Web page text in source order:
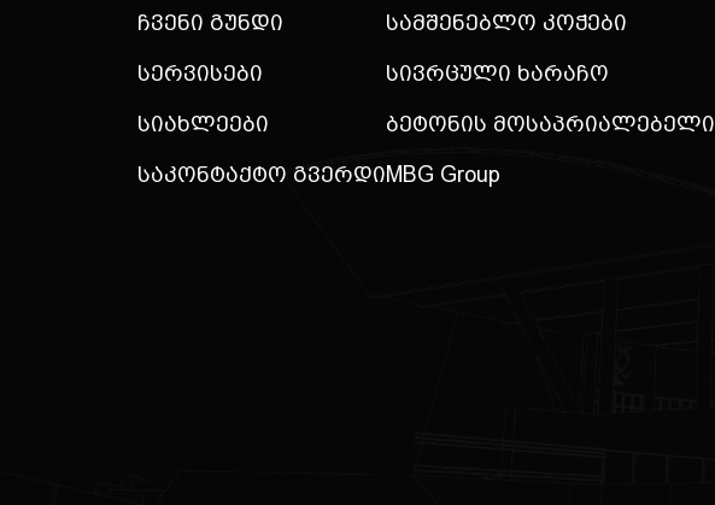
Ჩვენი Გუნდი
Სერვისები
Სიახლეები
Საკონტაქტო Გვერდი
Სამშენებლო Კოჭები
Სივრცული Ხარაჩო
Ბეტონის Მოსაპრიალებელი
MBG Group